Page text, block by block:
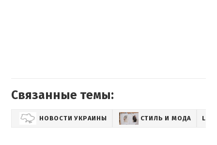
Связанные темы:
НОВОСТИ УКРАИНЫ СТИЛЬ И МОДА